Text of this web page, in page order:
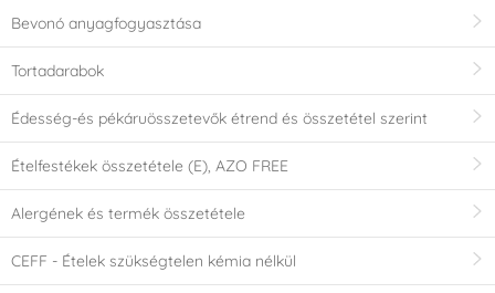
Bevonó anyagfogyasztása
Tortadarabok
Édesség-és pékáruösszetevők étrend és összetétel szerint
Ételfestékek összetétele (E), AZO FREE
Alergének és termék összetétele
CEFF - Ételek szükségtelen kémia nélkül